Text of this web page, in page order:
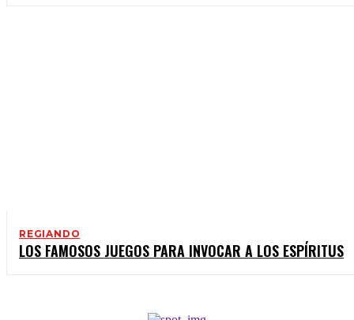
REGIANDO
LOS FAMOSOS JUEGOS PARA INVOCAR A LOS ESPÍRITUS